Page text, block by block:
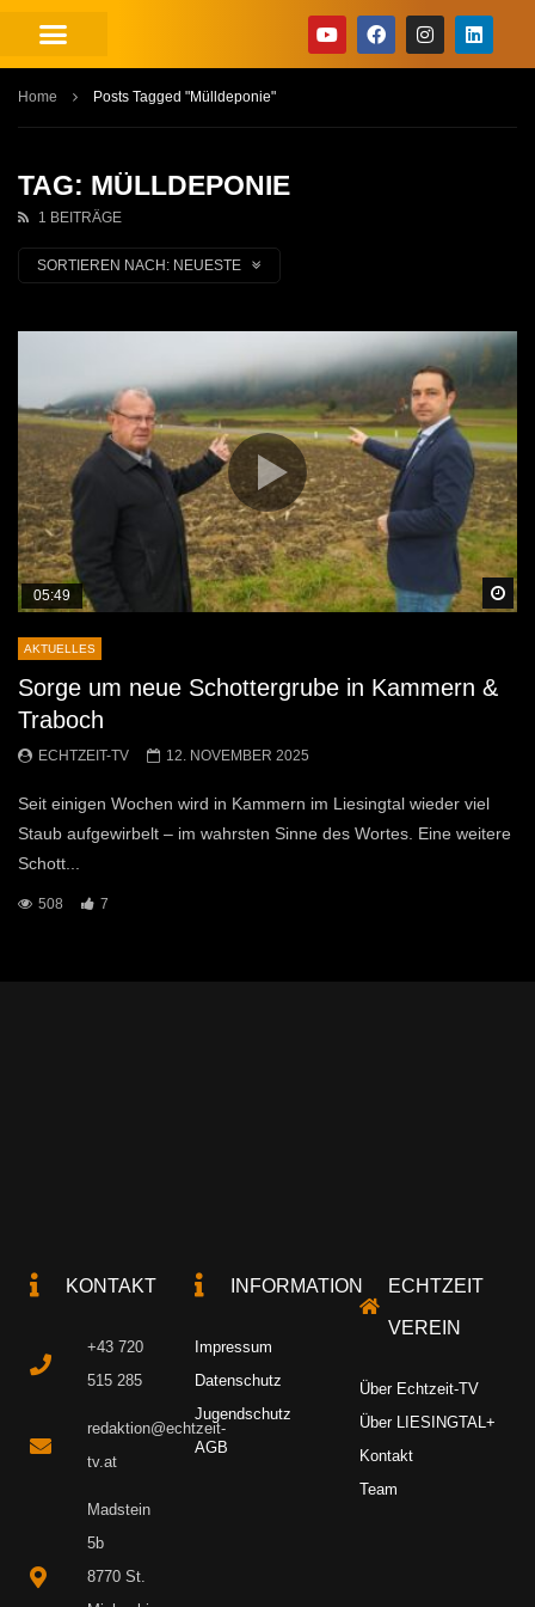
Home Posts Tagged "Mülldeponie"
TAG: MÜLLDEPONIE
1 BEITRÄGE
SORTIEREN NACH: NEUESTE
05:49
AKTUELLES
Sorge um neue Schottergrube in Kammern &
Traboch
ECHTZEIT-TV 12. NOVEMBER 2025
Seit einigen Wochen wird in Kammern im Liesingtal wieder viel
Staub aufgewirbelt – im wahrsten Sinne des Wortes. Eine weitere
Schott...
508 7
KONTAKT
+43 720
515 285
redaktion@echtzeit-
tv.at
Madstein
5b
8770 St.
INFORMATION
Impressum
Datenschutz
Jugendschutz
AGB
ECHTZEIT
VEREIN
Über Echtzeit-TV
Über LIESINGTAL+
Kontakt
Team